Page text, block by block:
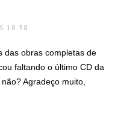
18:38
das obras completas de
faltando o último CD da
Agradeço muito,